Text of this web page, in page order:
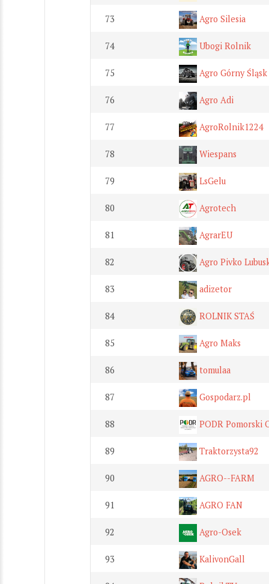
73 Agro Silesia
74 Ubogi Rolnik
75 Agro Górny Śląsk
76 Agro Adi
77 AgroRolnik1224
78 Wiespans
79 LsGelu
80 Agrotech
81 AgrarEU
82 Agro Pivko
83 adizetor
84 ROLNIK STAŚ
85 Agro Maks
86 tomulaa
87 Gospodarz.pl
88 PODR Pomorski
89 Traktorzysta92
90 AGRO--FARM
91 AGRO FAN
92 Agro-Osek
93 KalivonGall